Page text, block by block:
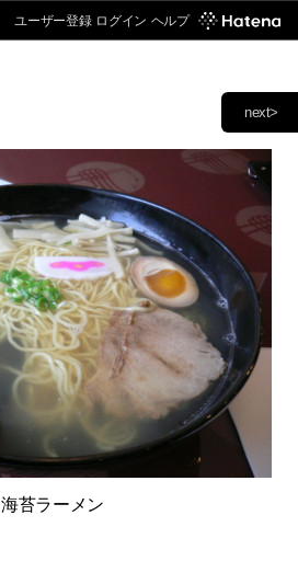
ユーザー登録 ログイン ヘルプ
next>
海苔ラーメン